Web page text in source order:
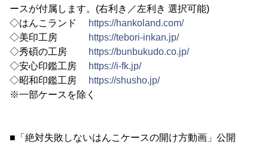
ースが付属します。(右利き／左利き 選択可能)
◇はんこランド
https://hankoland.com/
◇美印工房
https://tebori-inkan.jp/
◇秀碩の工房
https://bunbukudo.co.jp/
◇安心印鑑工房
https://i-fk.jp/
◇昭和印鑑工房
https://shusho.jp/
※一部ケースを除く
■「絶対失敗しないはんこケースの開け方動画」公開